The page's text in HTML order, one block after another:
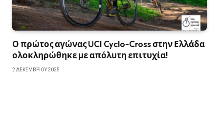
Ο πρώτος αγώνας UCI Cyclo-Cross στην Ελλάδα
ολοκληρώθηκε με απόλυτη επιτυχία!
2 ΔΕΚΕΜΒΡΊΟΥ 2025